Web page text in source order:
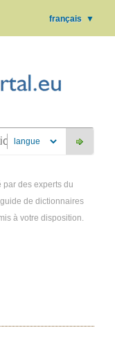
français ▼
des experts du
de dictionnaires
à votre disposition.